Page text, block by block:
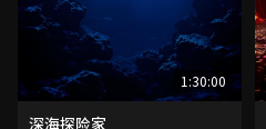
1:30:00
深海探险家